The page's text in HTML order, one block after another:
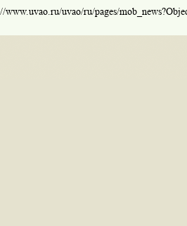
www.uvao.ru/uvao/ru/pages/